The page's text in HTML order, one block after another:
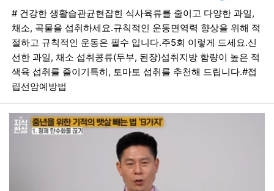
# 건강한 생활습관균현잡힌 식사육류를 줄이고 다양한 과일,
채소, 곡물을 섭취하세요.규칙적인 운동면역력 향상을 위해 적
절하고 규칙적인 운동은 필수 입니다.주5회 이렇게 드세요.신
선한 과일, 채소 섭취콩류(두부, 된장)섭취지방 함량이 높은 적
색육 섭취를 줄이기특히, 토마토 섭취를 추천해 드립니다.#접
립선암예방법